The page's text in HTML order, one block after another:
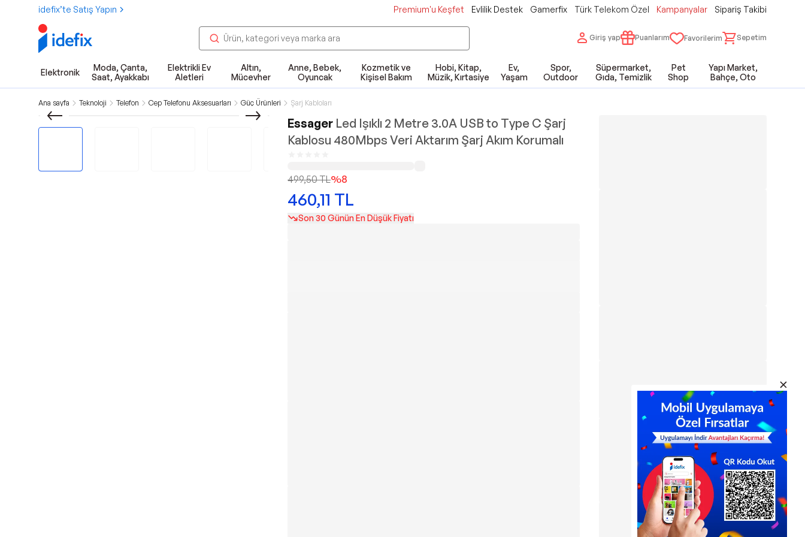
idefix’te Satış Yapın Premium'u Keşfet Evlilik Destek Gamerfix Türk Telekom Özel Kampanyalar Sipariş Takibi
Giriş yap Puanlarım Favorilerim Sepetim
Elektronik
Moda, Çanta,
Saat, Ayakkabı
Elektrikli Ev
Aletleri
Altın,
Mücevher
Anne, Bebek,
Oyuncak
Kozmetik ve
Kişisel Bakım
Hobi, Kitap,
Müzik, Kırtasiye
Ev,
Yaşam
Spor,
Outdoor
Süpermarket,
Gıda, Temizlik
Pet
Shop
Yapı Market,
Bahçe, Oto
Ana sayfa Teknoloji Telefon Cep Telefonu Aksesuarları Güç Ürünleri Şarj Kabloları
Essager Led Işıklı 2 Metre 3.0A USB to Type C Şarj
Kablosu 480Mbps Veri Aktarım Şarj Akım Korumalı
499,50TL%8
460,11 TL
Son 30 Günün En Düşük Fiyatı